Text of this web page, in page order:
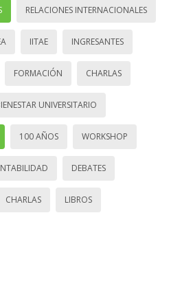
RELACIONES INTERNACIONALES
IITAE INGRESANTES
FORMACIÓN CHARLAS
UNIVERSITARIO
100 AÑOS WORKSHOP
DEBATES
CHARLAS LIBROS